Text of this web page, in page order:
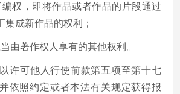
编权，即将作品或者作品的片段通过
集成新作品的权利；
当由著作权人享有的其他权利。
许可他人行使前款第五项至第十七
依照约定或者本法有关规定获得报